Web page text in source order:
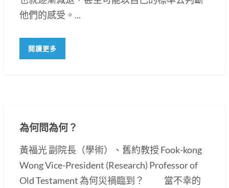
他們的感受。...
閱讀更多
為何問為何？
黃福光 副院長（學術）、舊約教授 Fook-kong
Wong Vice-President (Research) Professor of
Old Testament 為何災禍臨到？ 當不幸的